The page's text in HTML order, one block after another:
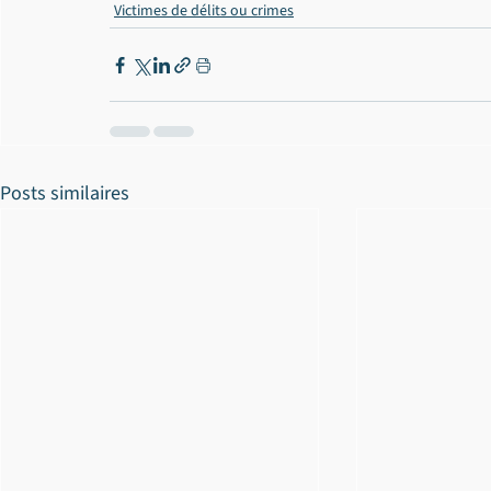
Victimes de délits ou crimes
Posts similaires